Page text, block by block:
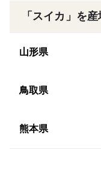
います。お早めに
🍉 「御中元」など
🍉 お品には、納品
「スイカ」を
山形県
鳥取県
熊本県